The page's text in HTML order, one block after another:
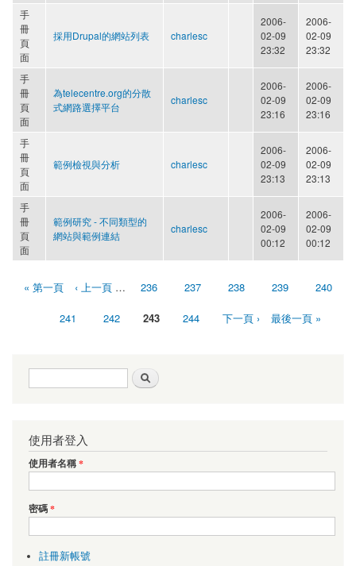
手
冊
頁
面
採用Drupal的網站列表 charlesc
2006-
02-09
23:32
2006-
02-09
23:32
手
冊
頁
面
為telecentre.org的分散
式網路選擇平台
charlesc
2006-
02-09
23:16
2006-
02-09
23:16
手
冊
頁
面
範例檢視與分析 charlesc
2006-
02-09
23:13
2006-
02-09
23:13
手
冊
頁
面
範例研究 - 不同類型的
網站與範例連結
charlesc
2006-
02-09
00:12
2006-
02-09
00:12
頁面« 第一頁 ‹ 上一頁 … 236 237 238 239 240
241 242 243 244 下一頁 › 最後一頁 »
搜尋表單
使用者登入
使用者名稱*
密碼*
註冊新帳號